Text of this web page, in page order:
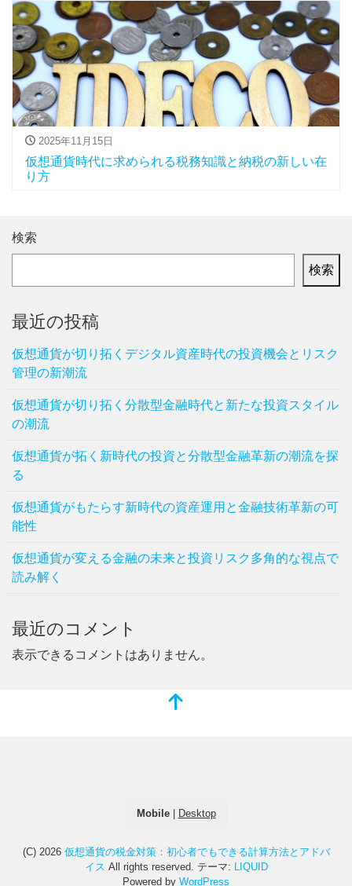
2025年11月15日
仮想通貨時代に求められる税務知識と納税の新しい在
り方
検索
検索
最近の投稿
仮想通貨が切り拓くデジタル資産時代の投資機会とリスク
管理の新潮流
仮想通貨が切り拓く分散型金融時代と新たな投資スタイル
の潮流
仮想通貨が拓く新時代の投資と分散型金融革新の潮流を探
る
仮想通貨がもたらす新時代の資産運用と金融技術革新の可
能性
仮想通貨が変える金融の未来と投資リスク多角的な視点で
読み解く
最近のコメント
表示できるコメントはありません。
Mobile| Desktop
(C) 2026 仮想通貨の税金対策：初心者でもできる計算方法とアドバ
イス All rights reserved. テーマ: LIQUID
Powered by WordPress